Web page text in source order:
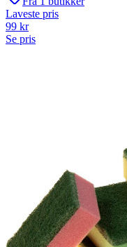
Laveste pris
99 kr
Se pris